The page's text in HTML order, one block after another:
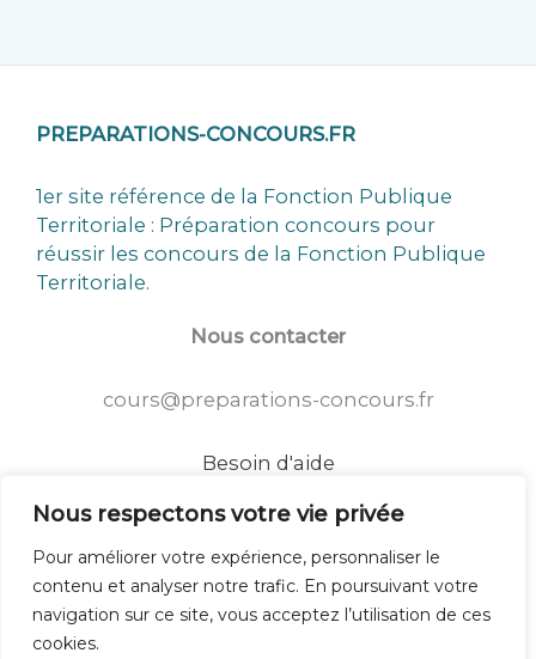
Nous respectons votre vie privée
Pour améliorer votre expérience, personnaliser le
contenu et analyser notre trafic. En poursuivant votre
navigation sur ce site, vous acceptez l’utilisation de ces
cookies.
PREPARATIONS-CONCOURS.FR
1er site référence de la Fonction Publique
Territoriale : Préparation concours pour
réussir les concours de la Fonction Publique
Territoriale.
Nous contacter
cours@preparations-concours.fr
Besoin d'aide
Nous connaître
Une équipe de lauréats
Un site utile et accessible
Mentions légales